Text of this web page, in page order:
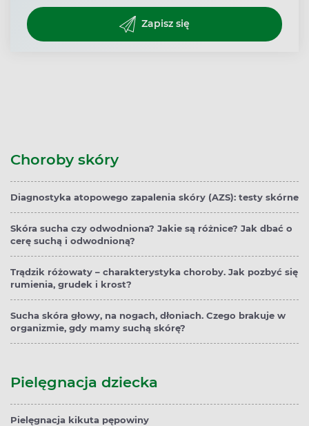
Zapisz się
Choroby skóry
Diagnostyka atopowego zapalenia skóry (AZS): testy skórne
Skóra sucha czy odwodniona? Jakie są różnice? Jak dbać o
cerę suchą i odwodnioną?
Trądzik różowaty – charakterystyka choroby. Jak pozbyć się
rumienia, grudek i krost?
Sucha skóra głowy, na nogach, dłoniach. Czego brakuje w
organizmie, gdy mamy suchą skórę?
Pielęgnacja dziecka
Pielęgnacja kikuta pępowiny